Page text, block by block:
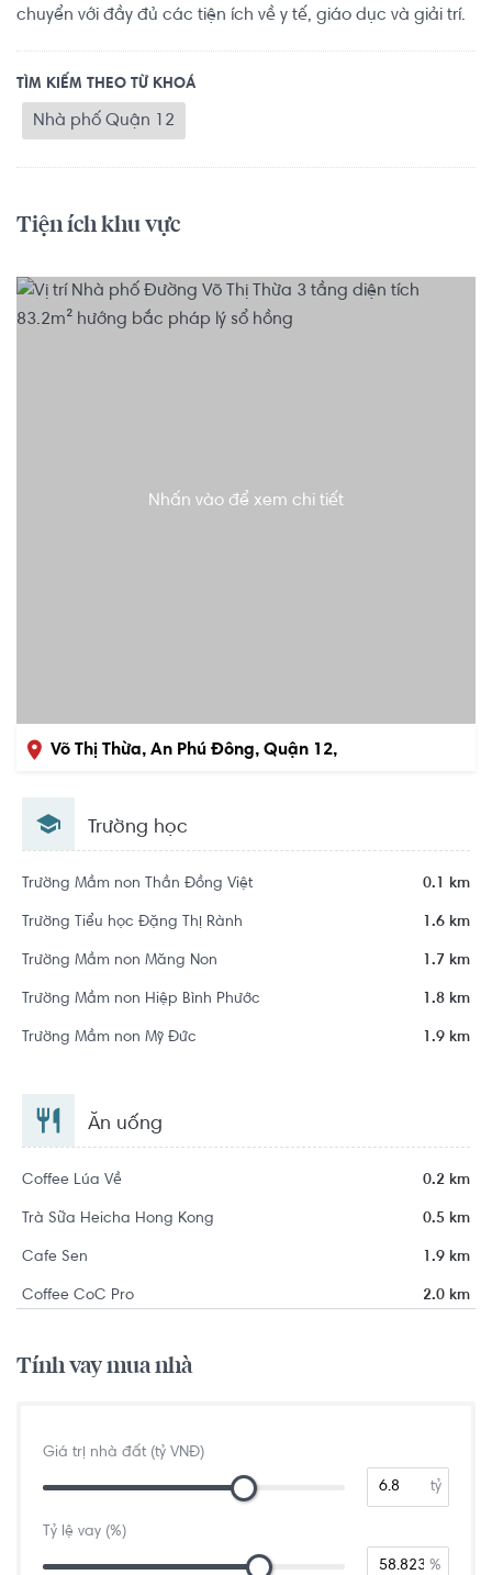
chuyển với đầy đủ các tiện ích về y tế, giáo dục và giải trí.
TÌM KIẾM THEO TỪ KHOÁ
Nhà phố Quận 12
Tiện ích khu vực
Nhấn vào để xem chi tiết
Võ Thị Thừa, An Phú Đông, Quận 12,
Trường học
Trường Mầm non Thần Đồng Việt 0.1 km
Trường Tiểu học Đặng Thị Rành 1.6 km
Trường Mầm non Măng Non 1.7 km
Trường Mầm non Hiệp Bình Phước 1.8 km
Trường Mầm non Mỹ Đức 1.9 km
Ăn uống
Coffee Lúa Về 0.2 km
Trà Sữa Heicha Hong Kong 0.5 km
Cafe Sen 1.9 km
Coffee CoC Pro 2.0 km
Tính vay mua nhà
Giá trị nhà đất (tỷ VNĐ)
tỷ
Tỷ lệ vay (%)
%